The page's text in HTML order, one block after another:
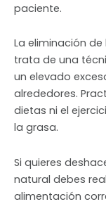
paciente.
La eliminación
trata de una
un elevado
alrededores.
dietas ni el
la grasa.
Si quieres
natural debes
alimentación